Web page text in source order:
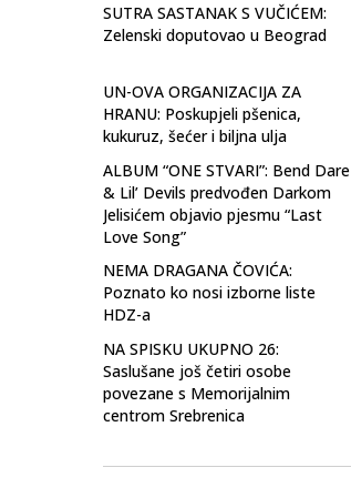
SUTRA SASTANAK S VUČIĆEM:
Zelenski doputovao u Beograd
UN-OVA ORGANIZACIJA ZA
HRANU: Poskupjeli pšenica,
kukuruz, šećer i biljna ulja
ALBUM “ONE STVARI”: Bend Dare
& Lil’ Devils predvođen Darkom
Jelisićem objavio pjesmu “Last
Love Song”
NEMA DRAGANA ČOVIĆA:
Poznato ko nosi izborne liste
HDZ-a
NA SPISKU UKUPNO 26:
Saslušane još četiri osobe
povezane s Memorijalnim
centrom Srebrenica